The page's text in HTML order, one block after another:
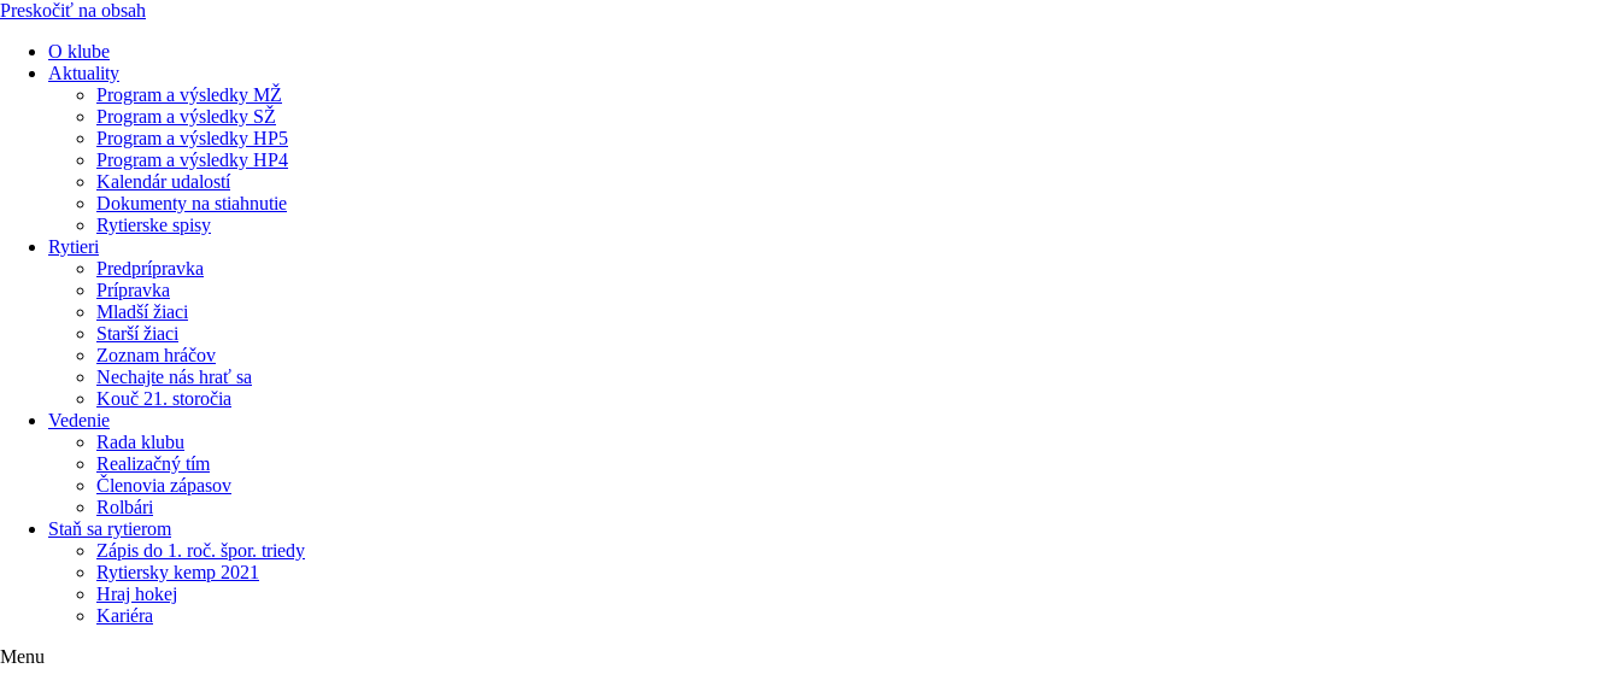
Preskočiť na obsah
O klube
Aktuality
Program a výsledky MŽ
Program a výsledky SŽ
Program a výsledky HP5
Program a výsledky HP4
Kalendár udalostí
Dokumenty na stiahnutie
Rytierske spisy
Rytieri
Predprípravka
Prípravka
Mladší žiaci
Starší žiaci
Zoznam hráčov
Nechajte nás hrať sa
Kouč 21. storočia
Vedenie
Rada klubu
Realizačný tím
Členovia zápasov
Rolbári
Staň sa rytierom
Zápis do 1. roč. špor. triedy
Rytiersky kemp 2021
Hraj hokej
Kariéra
Menu